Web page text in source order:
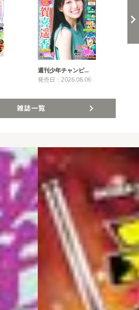
週刊少年チャンピ…
発売日：2026.08.06